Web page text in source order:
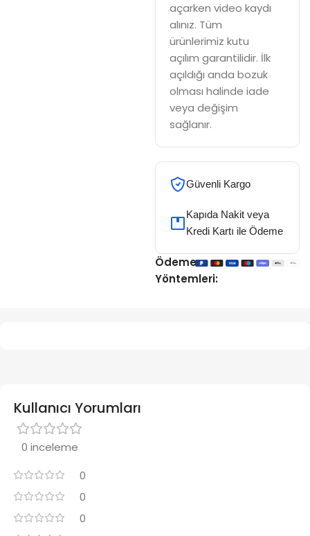
açarken video kaydı
alınız. Tüm
ürünlerimiz kutu
açılım garantilidir. İlk
açıldığı anda bozuk
olması halinde iade
veya değişim
sağlanır.
Güvenli Kargo
Kapıda Nakit veya
Kredi Kartı ile Ödeme
Ödeme
Yöntemleri:
Kullanıcı Yorumları
0 inceleme
0
0
0